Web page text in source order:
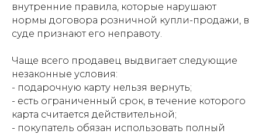
внутренние правила, которые нарушают
нормы договора розничной купли-продажи, в
суде признают его неправоту.
Чаще всего продавец выдвигает следующие
незаконные условия:
- подарочную карту нельзя вернуть;
- есть ограниченный срок, в течение которого
карта считается действительной;
- покупатель обязан использовать полный